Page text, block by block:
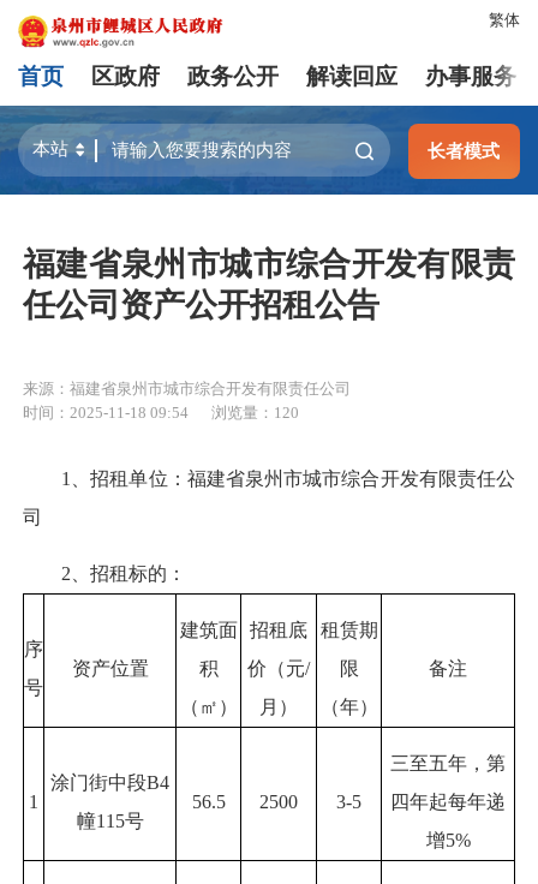
繁体
首页 区政府 政务公开 解读回应 办事服务
长者模式
福建省泉州市城市综合开发有限责
任公司资产公开招租公告
来源：福建省泉州市城市综合开发有限责任公司
时间：2025-11-18 09:54
浏览量： 120
1、招租单位：福建省泉州市城市综合开发有限责任公
司
2、招租标的：
序
号
资产位置
建筑面
积
（㎡）
招租底
价（元/
月）
租赁期
限
（年）
备注
1
涂门街中段B4
幢115号
56.5 2500 3-5
三至五年，第
四年起每年递
增5%